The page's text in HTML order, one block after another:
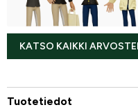
KATSO KAIKKI
Tuotetiedot